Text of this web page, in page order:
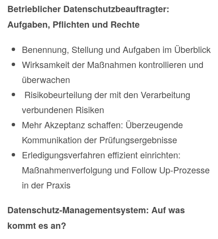
Betrieblicher Datenschutzbeauftragter:
Aufgaben, Pflichten und Rechte
Benennung, Stellung und Aufgaben im Überblick
Wirksamkeit der Maßnahmen kontrollieren und
überwachen
Risikobeurteilung der mit den Verarbeitung
verbundenen Risiken
Mehr Akzeptanz schaffen: Überzeugende
Kommunikation der Prüfungsergebnisse
Erledigungsverfahren effizient einrichten:
Maßnahmenverfolgung und Follow Up-Prozesse
in der Praxis
Datenschutz-Managementsystem: Auf was
kommt es an?